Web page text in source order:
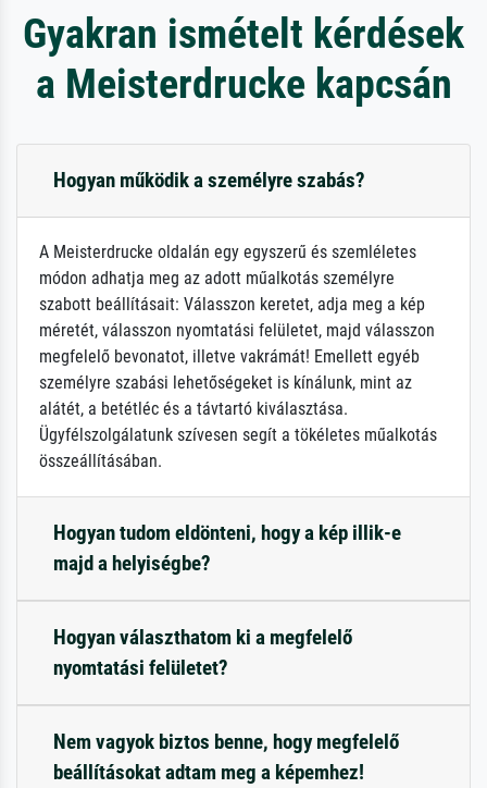
Gyakran ismételt kérdések
a Meisterdrucke kapcsán
Hogyan működik a személyre szabás?
A Meisterdrucke oldalán egy egyszerű és szemléletes
módon adhatja meg az adott műalkotás személyre
szabott beállításait: Válasszon keretet, adja meg a kép
méretét, válasszon nyomtatási felületet, majd válasszon
megfelelő bevonatot, illetve vakrámát! Emellett egyéb
személyre szabási lehetőségeket is kínálunk, mint az
alátét, a betétléc és a távtartó kiválasztása.
Ügyfélszolgálatunk szívesen segít a tökéletes műalkotás
összeállításában.
Hogyan tudom eldönteni, hogy a kép illik-e
majd a helyiségbe?
Hogyan választhatom ki a megfelelő
nyomtatási felületet?
Nem vagyok biztos benne, hogy megfelelő
beállításokat adtam meg a képemhez!